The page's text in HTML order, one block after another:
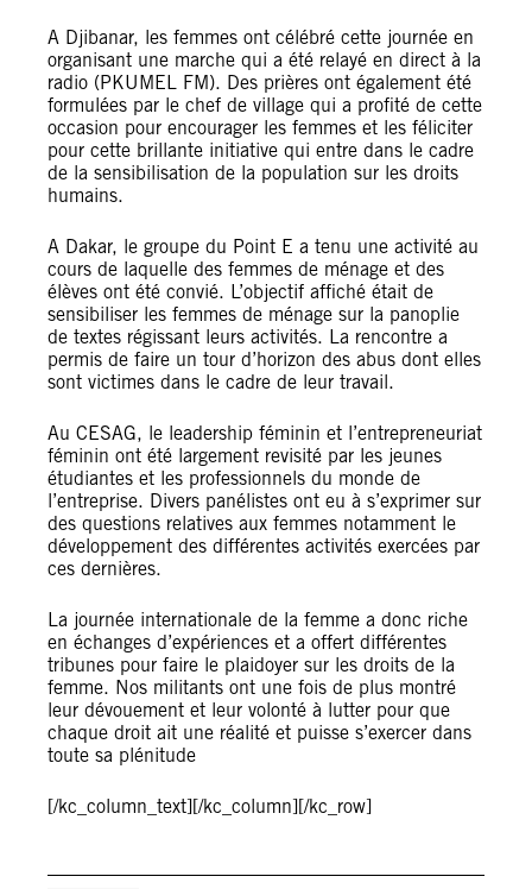
A Djibanar, les femmes ont célébré cette journée en
organisant une marche qui a été relayé en direct à la
radio (PKUMEL FM). Des prières ont également été
formulées par le chef de village qui a profité de cette
occasion pour encourager les femmes et les féliciter
pour cette brillante initiative qui entre dans le cadre
de la sensibilisation de la population sur les droits
humains.
A Dakar, le groupe du Point E a tenu une activité au
cours de laquelle des femmes de ménage et des
élèves ont été convié. L’objectif affiché était de
sensibiliser les femmes de ménage sur la panoplie
de textes régissant leurs activités. La rencontre a
permis de faire un tour d’horizon des abus dont elles
sont victimes dans le cadre de leur travail.
Au CESAG, le leadership féminin et l’entrepreneuriat
féminin ont été largement revisité par les jeunes
étudiantes et les professionnels du monde de
l’entreprise. Divers panélistes ont eu à s’exprimer sur
des questions relatives aux femmes notamment le
développement des différentes activités exercées par
ces dernières.
La journée internationale de la femme a donc riche
en échanges d’expériences et a offert différentes
tribunes pour faire le plaidoyer sur les droits de la
femme. Nos militants ont une fois de plus montré
leur dévouement et leur volonté à lutter pour que
chaque droit ait une réalité et puisse s’exercer dans
toute sa plénitude
[/kc_column_text][/kc_column][/kc_row]